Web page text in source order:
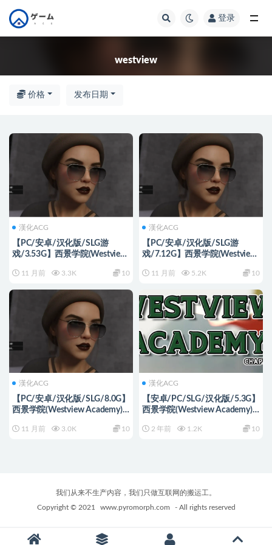
登录
westview
价格 发布日期
漢化ACG
【PC/安卓/汉化版/SLG游
戏/3.53G】西景学院(Westview
+PC+安卓+动态SLG游戏+3.53G
11 月前 3.3K 10
漢化ACG
【PC/安卓/汉化版/SLG游
戏/7.12G】西景学院(Westview
+PC+安卓+动态SLG游戏+7.12G
11 月前 5.2K 10
漢化ACG
【PC/安卓/汉化版/SLG/8.0G】
西景学院(Westview Academy)
SLG游戏+8.0G
11 月前 3.0K 10
漢化ACG
【安卓/PC/SLG/汉化版/5.3G】
西景学院(Westview Academy)
SLG游戏 5.3G
2 年前 1.2K 10
我们从来不生产内容，我们只做互联网的搬运工。
Copyright © 2021
www.pyromorph.com - All rights reserved